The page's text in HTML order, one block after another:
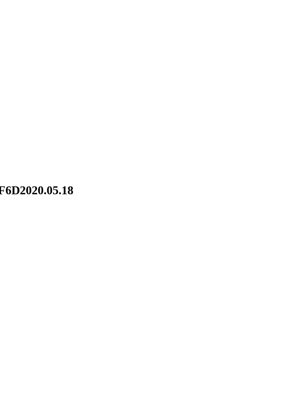
2020.05.18